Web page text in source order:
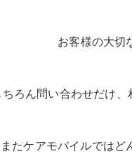
お客様の大切
ちろん問い合わせだけ
またケアモバイルではど